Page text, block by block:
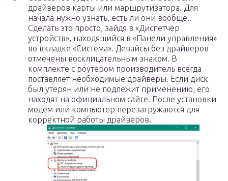
драйверов карты или маршрутизатора. Для
начала нужно узнать, есть ли они вообще..
Сделать это просто, зайдя в «Диспетчер
устройств», находящийся в «Панели управления»
во вкладке «Система». Девайсы без драйверов
отмечены восклицательным знаком. В
комплекте с роутером производитель всегда
поставляет необходимые драйверы. Если диск
был утерян или не подлежит применению, его
находят на официальном сайте. После установки
модем или компьютер перезагружаются для
корректной работы драйверов.